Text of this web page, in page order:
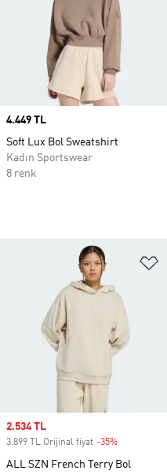
Price
4.449 TL
Soft Lux Bol Sweatshirt
Kadın Sportswear
8 renk
Sale price
2.534 TL
3.899 TL Orijinal fiyat -35%
ALL SZN French Terry Bol